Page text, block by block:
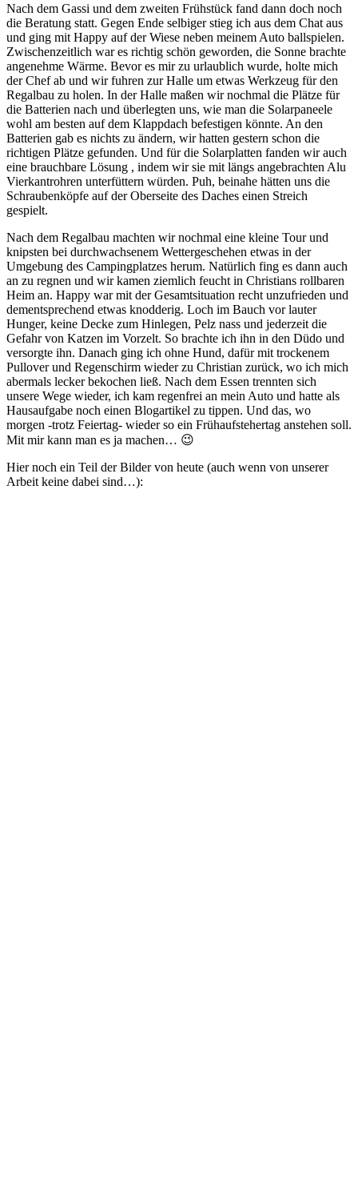
Nach dem Gassi und dem zweiten Frühstück fand dann doch noch
die Beratung statt. Gegen Ende selbiger stieg ich aus dem Chat aus
und ging mit Happy auf der Wiese neben meinem Auto ballspielen.
Zwischenzeitlich war es richtig schön geworden, die Sonne brachte
angenehme Wärme. Bevor es mir zu urlaublich wurde, holte mich
der Chef ab und wir fuhren zur Halle um etwas Werkzeug für den
Regalbau zu holen. In der Halle maßen wir nochmal die Plätze für
die Batterien nach und überlegten uns, wie man die Solarpaneele
wohl am besten auf dem Klappdach befestigen könnte. An den
Batterien gab es nichts zu ändern, wir hatten gestern schon die
richtigen Plätze gefunden. Und für die Solarplatten fanden wir auch
eine brauchbare Lösung , indem wir sie mit längs angebrachten Alu
Vierkantrohren unterfüttern würden. Puh, beinahe hätten uns die
Schraubenköpfe auf der Oberseite des Daches einen Streich
gespielt.
Nach dem Regalbau machten wir nochmal eine kleine Tour und
knipsten bei durchwachsenem Wettergeschehen etwas in der
Umgebung des Campingplatzes herum. Natürlich fing es dann auch
an zu regnen und wir kamen ziemlich feucht in Christians rollbaren
Heim an. Happy war mit der Gesamtsituation recht unzufrieden und
dementsprechend etwas knodderig. Loch im Bauch vor lauter
Hunger, keine Decke zum Hinlegen, Pelz nass und jederzeit die
Gefahr von Katzen im Vorzelt. So brachte ich ihn in den Düdo und
versorgte ihn. Danach ging ich ohne Hund, dafür mit trockenem
Pullover und Regenschirm wieder zu Christian zurück, wo ich mich
abermals lecker bekochen ließ. Nach dem Essen trennten sich
unsere Wege wieder, ich kam regenfrei an mein Auto und hatte als
Hausaufgabe noch einen Blogartikel zu tippen. Und das, wo
morgen -trotz Feiertag- wieder so ein Frühaufstehertag anstehen soll.
Mit mir kann man es ja machen… 😉
Hier noch ein Teil der Bilder von heute (auch wenn von unserer
Arbeit keine dabei sind…):